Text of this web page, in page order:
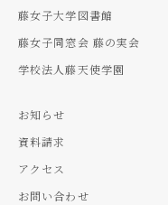
藤女子大学図書館
藤女子同窓会 藤の実会
学校法人藤天使学園
お知らせ
資料請求
アクセス
お問い合わせ